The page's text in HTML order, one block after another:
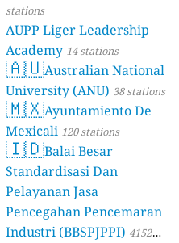
stations
AUPP Liger Leadership
Academy 14 stations
🇦🇺Australian National
University (ANU) 38 stations
🇲🇽Ayuntamiento De
Mexicali 120 stations
🇮🇩Balai Besar
Standardisasi Dan
Pelayanan Jasa
Pencegahan Pencemaran
Industri (BBSPJPPI) 4152